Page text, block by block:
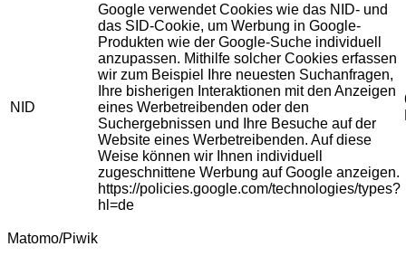
NID
Google verwendet Cookies wie das NID- und
das SID-Cookie, um Werbung in Google-
Produkten wie der Google-Suche individuell
anzupassen. Mithilfe solcher Cookies erfassen
wir zum Beispiel Ihre neuesten Suchanfragen,
Ihre bisherigen Interaktionen mit den Anzeigen
eines Werbetreibenden oder den
Suchergebnissen und Ihre Besuche auf der
Website eines Werbetreibenden. Auf diese
Weise können wir Ihnen individuell
zugeschnittene Werbung auf Google anzeigen.
https://policies.google.com/technologies/types?
hl=de
Matomo/Piwik